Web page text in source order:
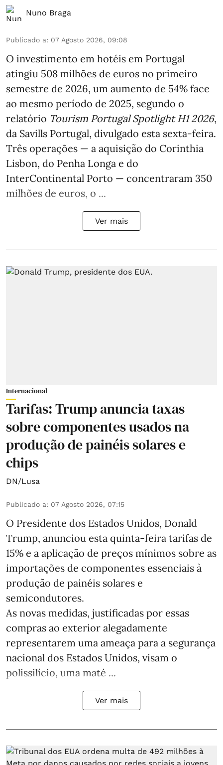
Nuno Braga
Publicado a: 07 Agosto 2026, 09:08
O investimento em hotéis em Portugal
atingiu 508 milhões de euros no primeiro
semestre de 2026, um aumento de 54% face
ao mesmo período de 2025, segundo o
relatório Tourism Portugal Spotlight H1 2026,
da Savills Portugal, divulgado esta sexta-feira.
Três operações — a aquisição do Corinthia
Lisbon, do Penha Longa e do
InterContinental Porto — concentraram 350
milhões de euros, o ...
Ver mais
Internacional
Tarifas: Trump anuncia taxas
sobre componentes usados na
produção de painéis solares e
chips
DN/Lusa
Publicado a: 07 Agosto 2026, 07:15
O Presidente dos Estados Unidos, Donald
Trump, anunciou esta quinta-feira tarifas de
15% e a aplicação de preços mínimos sobre as
importações de componentes essenciais à
produção de painéis solares e
semicondutores.
As novas medidas, justificadas por essas
compras ao exterior alegadamente
representarem uma ameaça para a segurança
nacional dos Estados Unidos, visam o
polissilício, uma maté ...
Ver mais